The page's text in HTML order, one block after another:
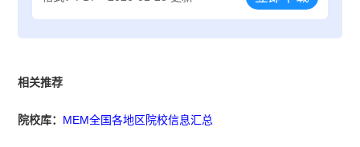
相关推荐
院校库： MEM全国各地区院校信息汇总